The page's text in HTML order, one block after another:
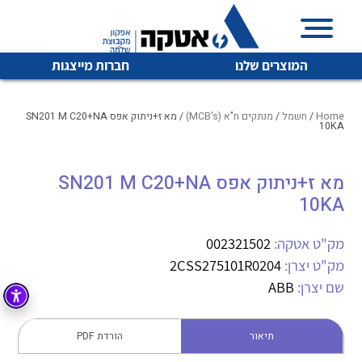
המוצרים שלנו חברות מייצגות
איכות | שרות | זמינות
אטקה בע”מ היא החברה הגדולה והמובילה בישראל בשיווק
מיתוג, בקרה , ואינסטלציה חשמלית ופעילה ב7 תחומים:
חשמל מיתוג ואינסטלציה חשמלית
קופסאות וארונות לחשמל, בקרה ואלקטרוניקה
לכל מוצרי היצרן לכל מוצרי היצרן
לכל מוצרי היצרן לכל מוצרי היצרן
Home
/ חשמל / מנתקים ח"א (MCB's) / מא ז+ניתוק אפס SN201 M C20+NA
10KA
מא ז+ניתוק אפס SN201 M C20+NA
10KA
מק"ט אטקה: 002321502
מק"ט יצרן: 2CSS275101R0204
שם יצרן: ABB
תיאור הורדת PDF